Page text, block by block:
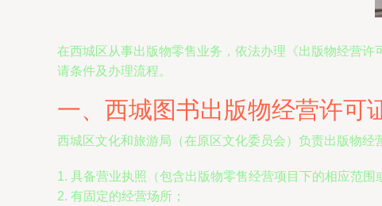
在西城区从事出版物零售业务，依法办理《出版物经营
请条件及办理流程。
一、西城图书出版物经营许可
西城区文化和旅游局（在原区文化委员会）负责出版物经
1. 具备营业执照（包含出版物零售经营项目下的相应范围
2. 有固定的经营场所；